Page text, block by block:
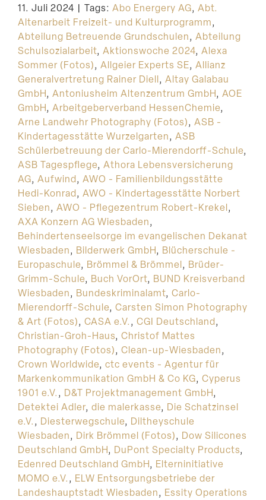
Suche
11. Juli 2024 | Tags: Abo Energery AG, Abt.
Altenarbeit Freizeit- und Kulturprogramm,
Abteilung Betreuende Grundschulen, Abteilung
Schulsozialarbeit, Aktionswoche 2024, Alexa
Sommer (Fotos), Allgeier Experts SE, Allianz
Generalvertretung Rainer Diell, Altay Galabau
GmbH, Antoniusheim Altenzentrum GmbH, AOE
GmbH, Arbeitgeberverband HessenChemie,
Arne Landwehr Photography (Fotos), ASB -
Kindertagesstätte Wurzelgarten, ASB
Schülerbetreuung der Carlo-Mierendorff-Schule,
ASB Tagespflege, Athora Lebensversicherung
AG, Aufwind, AWO - Familienbildungsstätte
Hedi-Konrad, AWO - Kindertagesstätte Norbert
Sieben, AWO - Pflegezentrum Robert-Krekel,
AXA Konzern AG Wiesbaden,
Behindertenseelsorge im evangelischen Dekanat
Wiesbaden, Bilderwerk GmbH, Blücherschule -
Europaschule, Brömmel & Brömmel, Brüder-
Grimm-Schule, Buch VorOrt, BUND Kreisverband
Wiesbaden, Bundeskriminalamt, Carlo-
Mierendorff-Schule, Carsten Simon Photography
& Art (Fotos), CASA e.V., CGI Deutschland,
Christian-Groh-Haus, Christof Mattes
Photography (Fotos), Clean-up-Wiesbaden,
Crown Worldwide, ctc events - Agentur für
Markenkommunikation GmbH & Co KG, Cyperus
1901 e.V., D&T Projektmanagement GmbH,
Detektei Adler, die malerkasse, Die Schatzinsel
e.V., Diesterwegschule, Diltheyschule
Wiesbaden, Dirk Brömmel (Fotos), Dow Silicones
Deutschland GmbH, DuPont Specialty Products,
Edenred Deutschland GmbH, Elterninitiative
MOMO e.V., ELW Entsorgungsbetriebe der
Landeshauptstadt Wiesbaden, Essity Operations